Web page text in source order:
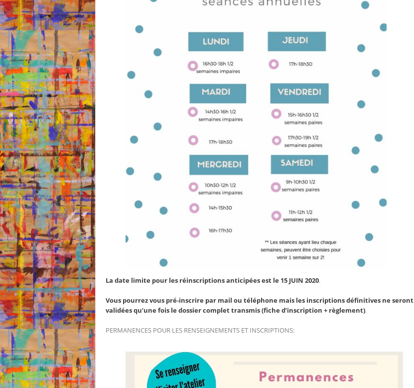
La date limite pour les réinscriptions anticipées est le 15 JUIN 2020.
Vous pourrez vous pré-inscrire par mail ou téléphone mais les inscriptions définitives ne seront
validées qu’une fois le dossier complet transmis(fiche d’inscription + règlement).
PERMANENCES POUR LES RENSEIGNEMENTS ET INSCRIPTIONS: